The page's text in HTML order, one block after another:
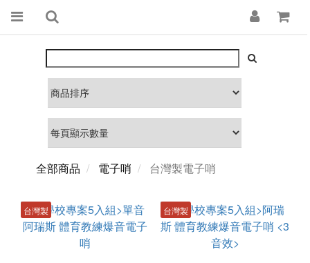
全部商品 電子哨 台灣製電子哨
台灣製 台灣製